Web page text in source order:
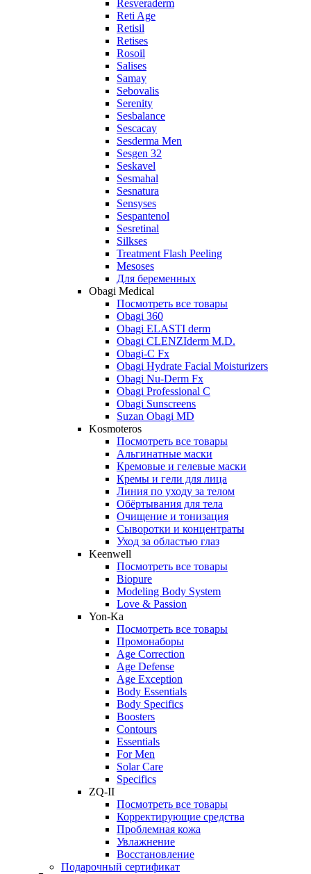
Resveraderm
Reti Age
Retisil
Retises
Rosoil
Salises
Samay
Sebovalis
Serenity
Sesbalance
Sescacay
Sesderma Men
Sesgen 32
Seskavel
Sesmahal
Sesnatura
Sensyses
Sespantenol
Sesretinal
Silkses
Treatment Flash Peeling
Mesoses
Для беременных
Obagi Medical
Посмотреть все товары
Obagi 360
Obagi ELASTI derm
Obagi CLENZIderm M.D.
Obagi-C Fx
Obagi Hydrate Facial Moisturizers
Obagi Nu-Derm Fx
Obagi Professional C
Obagi Sunscreens
Suzan Obagi MD
Kosmoteros
Посмотреть все товары
Альгинатные маски
Кремовые и гелевые маски
Кремы и гели для лица
Линия по уходу за телом
Обёртывания для тела
Очищение и тонизация
Сыворотки и концентраты
Уход за областью глаз
Keenwell
Посмотреть все товары
Biopure
Modeling Body System
Love & Passion
Yon-Ka
Посмотреть все товары
Промонаборы
Age Correction
Age Defense
Age Exception
Body Essentials
Body Specifics
Boosters
Contours
Essentials
For Men
Solar Care
Specifics
ZQ-II
Посмотреть все товары
Корректирующие средства
Проблемная кожа
Увлажнение
Восстановление
Подарочный сертификат